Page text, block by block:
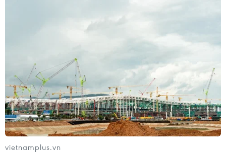
TIN CÙNG CHUYÊN MỤC
vietnamplus.vn